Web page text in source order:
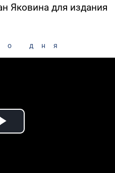
Яковина для издания
дня
Play Video